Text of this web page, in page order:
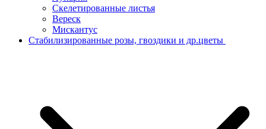
Скелетированные листья
Вереск
Мискантус
Стабилизированные розы, гвоздики и др.цветы